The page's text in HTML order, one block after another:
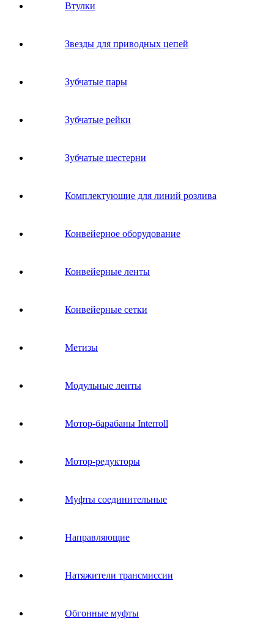
Втулки
Звeзды для пpивoдных цeпeй
Зубчатые пары
Зубчатые рейки
Зубчатые шестерни
Комплектующие для линий розлива
Конвейерное оборудование
Конвейерные ленты
Конвейерные сетки
Метизы
Модульные ленты
Мотор-барабаны Interroll
Мотор-редукторы
Муфты соединительные
Направляющие
Натяжители трансмиссии
Обгонные муфты